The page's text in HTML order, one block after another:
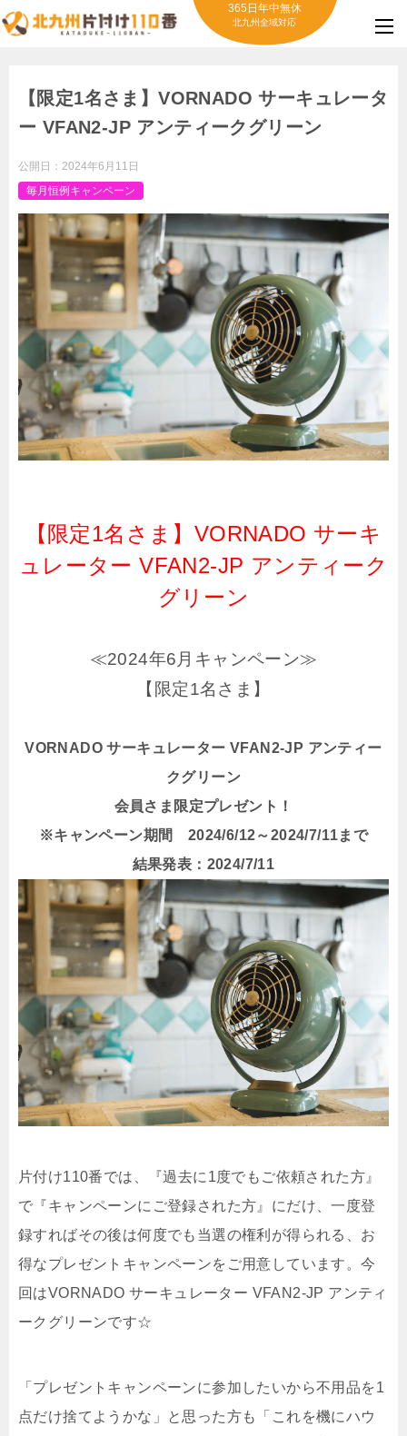
365日年中無休
北九州全域対応
【限定1名さま】VORNADO サーキュレータ
ー VFAN2-JP アンティークグリーン
公開日： 2024年6月11日
毎月恒例キャンペーン
【限定1名さま】VORNADO サーキ
ュレーター VFAN2-JP アンティーク
グリーン
≪2024年6月キャンペーン≫
【限定1名さま】
VORNADO サーキュレーター VFAN2-JP アンティー
クグリーン
会員さま限定プレゼント！
※キャンペーン期間 2024/6/12～2024/7/11まで
結果発表：2024/7/11
片付け110番では、『過去に1度でもご依頼された方』
で『キャンペーンにご登録された方』にだけ、一度登
録すればその後は何度でも当選の権利が得られる、お
得なプレゼントキャンペーンをご用意しています。今
回はVORNADO サーキュレーター VFAN2-JP アンティ
ークグリーンです☆
「プレゼントキャンペーンに参加したいから不用品を1
点だけ捨てようかな」と思った方も「これを機にハウ